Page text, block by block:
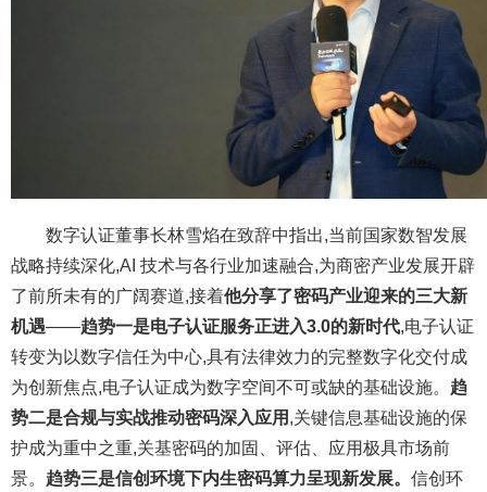
数字认证董事长林雪焰在致辞中指出,当前国家数智发展
战略持续深化,AI 技术与各行业加速融合,为商密产业发展开辟
了前所未有的广阔赛道,接着他分享了密码产业迎来的三大新
机遇——趋势一是电子认证服务正进入3.0的新时代,电子认证
转变为以数字信任为中心,具有法律效力的完整数字化交付成
为创新焦点,电子认证成为数字空间不可或缺的基础设施。 趋
势二是合规与实战推动密码深入应用 ,关键信息基础设施的保
护成为重中之重,关基密码的加固、评估、应用极具市场前
景。 趋势三是信创环境下内生密码算力呈现新发展。 信创环